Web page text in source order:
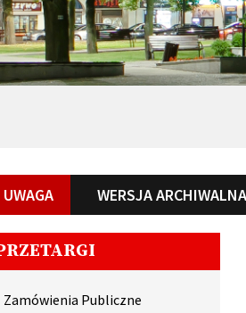
UWAGA WERSJA
Zamówienia Publiczne